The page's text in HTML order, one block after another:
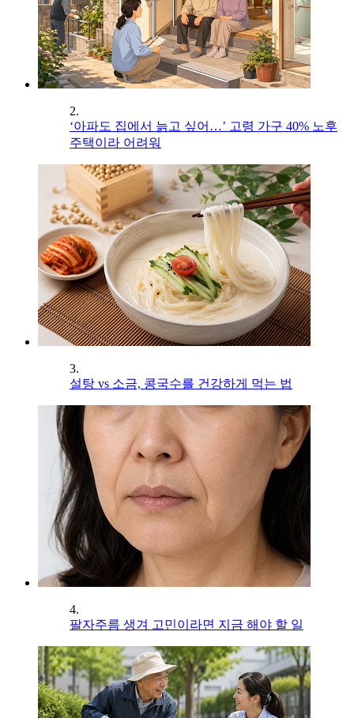
2.
‘아파도 집에서 늙고 싶어…’ 고령 가구 40% 노후
주택이라 어려워
3.
설탕 vs 소금, 콩국수를 건강하게 먹는 법
4.
팔자주름 생겨 고민이라면 지금 해야 할 일